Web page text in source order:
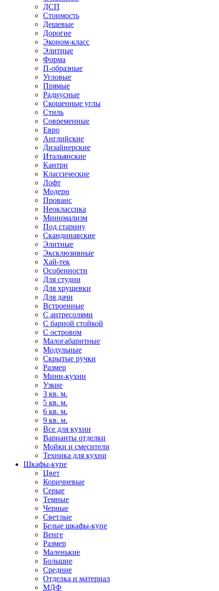
ДСП
Стоимость
Дешевые
Дорогие
Эконом-класс
Элитные
Форма
П-образные
Угловые
Прямые
Радиусные
Скошенные углы
Стиль
Современные
Евро
Английские
Дизайнерские
Итальянские
Кантри
Классические
Лофт
Модерн
Прованс
Неоклассика
Минимализм
Под старину
Скандинавские
Элитные
Эксклюзивные
Хай-тек
Особенности
Для студии
Для хрущевки
Для дачи
Встроенные
С антресолями
С барной стойкой
С островом
Малогабаритные
Модульные
Скрытые ручки
Размер
Мини-кухни
Узкие
3 кв. м.
5 кв. м.
6 кв. м.
9 кв. м.
Все для кухни
Варианты отделки
Мойки и смесители
Техника для кухни
Шкафы-купе
Цвет
Коричневые
Серые
Темные
Черные
Светлые
Белые шкафы-купе
Венге
Размер
Маленькие
Большие
Средние
Отделка и материал
МДФ